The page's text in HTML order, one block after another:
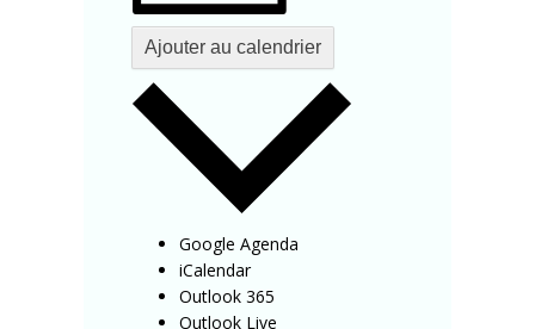
Ajouter au calendrier
Google Agenda
iCalendar
Outlook 365
Outlook Live